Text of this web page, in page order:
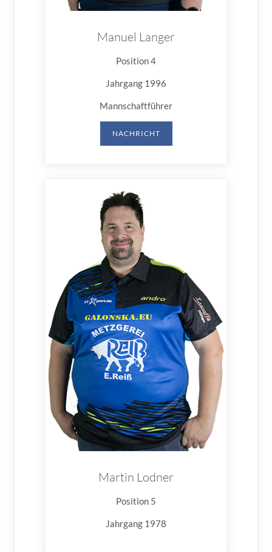
Manuel Langer
Position 4
Jahrgang 1996
Mannschaftführer
NACHRICHT
Martin Lodner
Position 5
Jahrgang 1978